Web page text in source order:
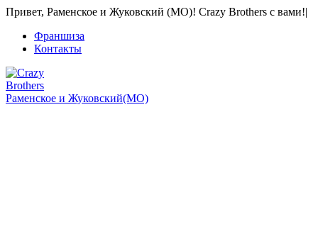
Привет, Раменское и Жуковский (МО)! Crazy Brothers с вами!|
Франшиза
Контакты
Раменское и Жуковский(МО)